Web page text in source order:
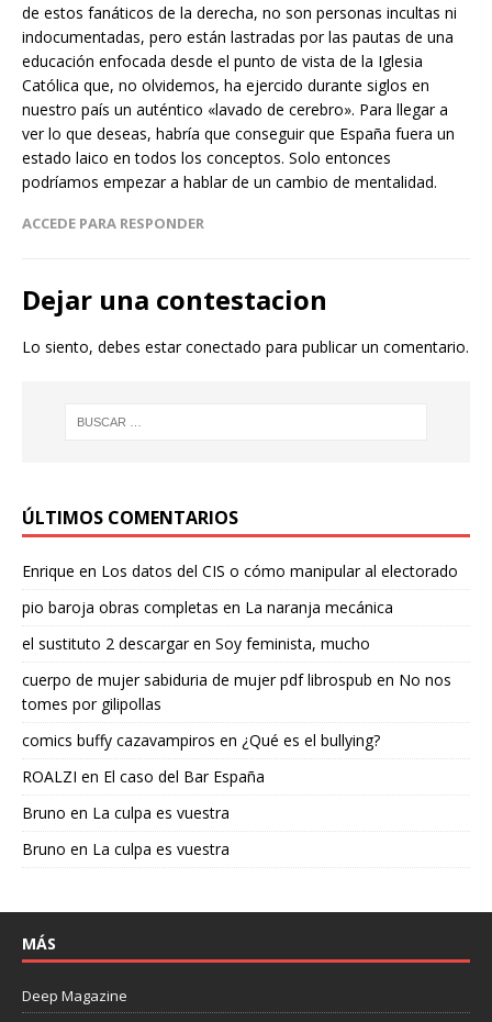
de estos fanáticos de la derecha, no son personas incultas ni
indocumentadas, pero están lastradas por las pautas de una
educación enfocada desde el punto de vista de la Iglesia
Católica que, no olvidemos, ha ejercido durante siglos en
nuestro país un auténtico «lavado de cerebro». Para llegar a
ver lo que deseas, habría que conseguir que España fuera un
estado laico en todos los conceptos. Solo entonces
podríamos empezar a hablar de un cambio de mentalidad.
ACCEDE PARA RESPONDER
Dejar una contestacion
Lo siento, debes estarconectado para publicar un comentario.
ÚLTIMOS COMENTARIOS
Enrique en Los datos del CIS o cómo manipular al electorado
pio baroja obras completas en La naranja mecánica
el sustituto 2 descargaren Soy feminista, mucho
cuerpo de mujer sabiduria de mujer pdf librospub en No nos
tomes por gilipollas
comics buffy cazavampiros en ¿Qué es el bullying?
ROALZI en El caso del Bar España
Bruno en La culpa es vuestra
Bruno en La culpa es vuestra
MÁS
Deep Magazine